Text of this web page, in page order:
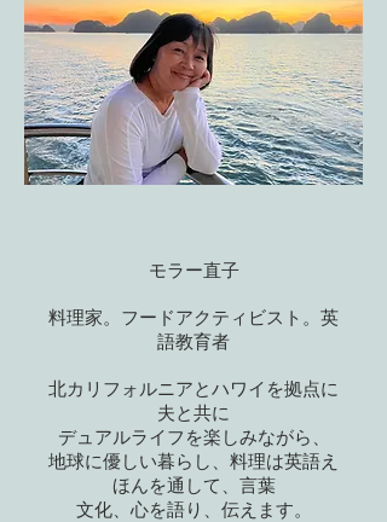
​モラー直子
料理家。フードアクティビスト。英
語教育者
北カリフォルニアとハワイを拠点に
夫と共に
デュアルライフを楽しみながら、
地球に優しい暮らし、料理は英語え
ほんを通して、言葉
文化、心を語り、伝えます。